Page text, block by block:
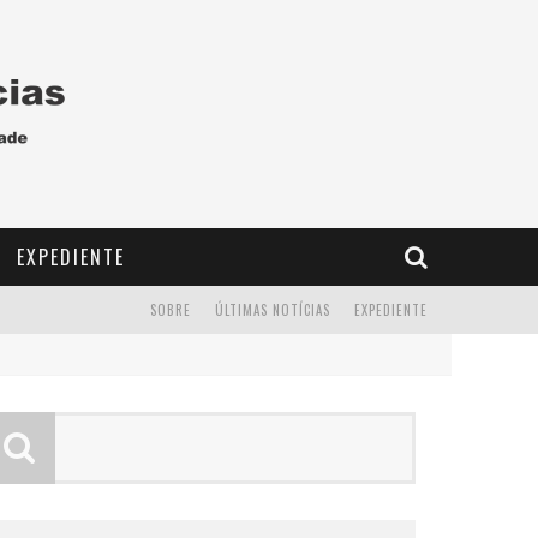
EXPEDIENTE
EXPEDIENTE
ÚLTIMAS NOTÍCIAS
SOBRE